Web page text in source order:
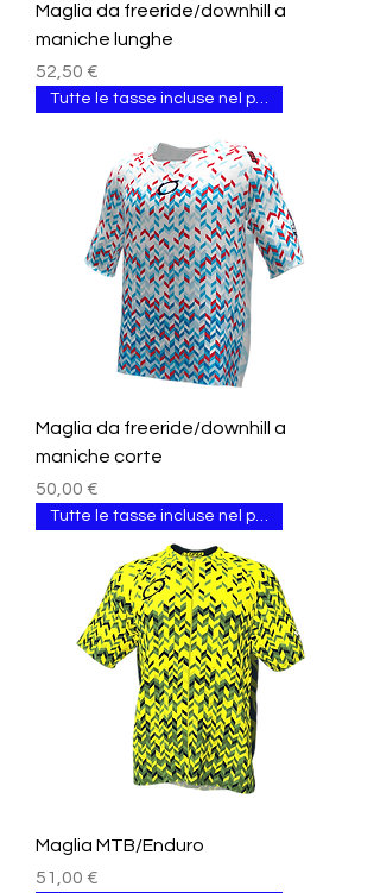
Maglia da freeride/downhill a
maniche lunghe
Prezzo
52,50 €
Tutte le tasse incluse nel prezzo.
Maglia da freeride/downhill a
maniche corte
Prezzo
50,00 €
Tutte le tasse incluse nel prezzo.
Maglia MTB/Enduro
Prezzo
51,00 €